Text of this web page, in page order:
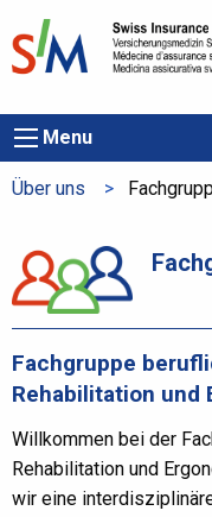
Menu
Über uns Aktuelle
Fachgruppe
Rehabilitation und
Willkommen bei der
Rehabilitation und
wir eine